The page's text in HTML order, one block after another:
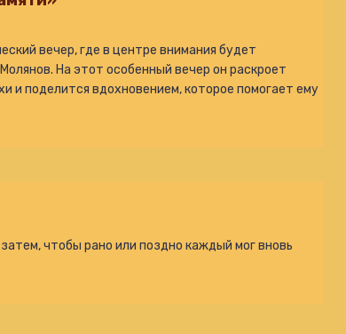
вечер, где в центре внимания будет
На этот особенный вечер он раскроет
и поделится вдохновением, которое помогает ему
чтобы рано или поздно каждый мог вновь